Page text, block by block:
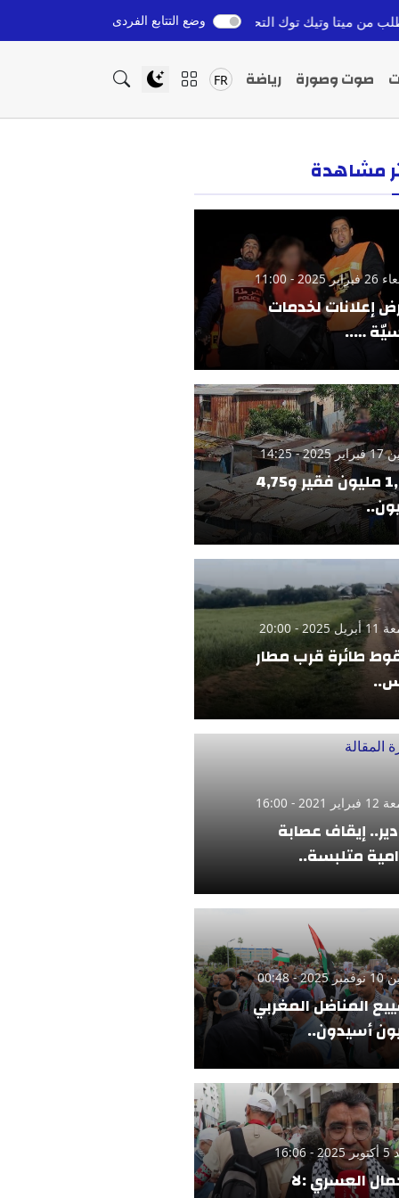
التحقق من الحقائق لمكافحة التضليلقبل 4 ساعات
وضع التتابع الفردى
صوت وصورة رياضة FR
مشاهدة
2025 - 11:00
إعلانات لخدمات
…..
- 14:25
1,42 مليون فقير و4,75
- 20:00
طائرة قرب مطار
- 16:00
إيقاف عصابة
متلبسة..
- 00:48
المناضل المغربي
أسيدون..
16:06
العسري :لا